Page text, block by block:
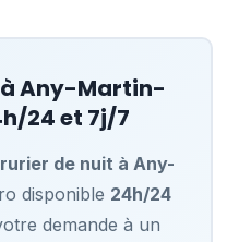
Any-Martin-
24 et 7j/7
de nuit à Any-
disponible 24h/24
demande à un